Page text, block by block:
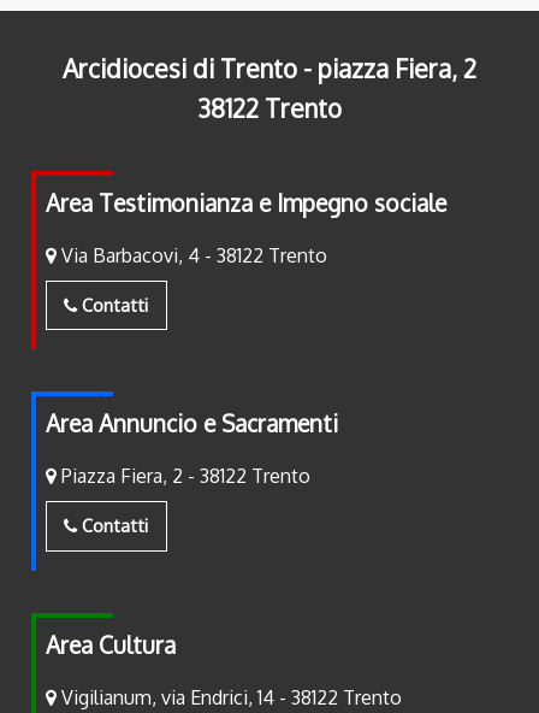
Arcidiocesi di Trento - piazza Fiera, 2
38122 Trento
Area Testimonianza e Impegno sociale
Via Barbacovi, 4 - 38122 Trento
Contatti
Area Annuncio e Sacramenti
Piazza Fiera, 2 - 38122 Trento
Contatti
Area Cultura
Vigilianum, via Endrici, 14 - 38122 Trento